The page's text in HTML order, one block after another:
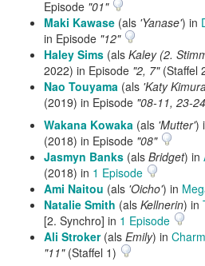
Episode "01"
Maki Kawase (als 'Yanase') in
in Episode "12"
Haley Sims (als Kaley (2.
2022) in Episode "2, 7"(Staffel
Nao Touyama (als 'Katy
(2019) in Episode "08-11, 23-
Wakana Kowaka (als 'Mutter')
(2018) in Episode "08"
Jasmyn Banks (als Bridget) in
(2018) in 1 Episode
Ami Naitou (als 'Oicho') in
Natalie Smith (als Kellnerin) in
[2. Synchro] in 1 Episode
Ali Stroker(als Emily) in
"11"(Staffel 1)